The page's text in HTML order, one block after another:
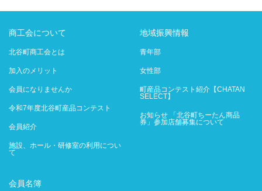
商工会について
北谷町商工会とは
加入のメリット
会員になりませんか
令和7年度北谷町産品コンテスト
会員紹介
施設、ホール・研修室の利用につい
て
地域振興情報
青年部
女性部
町産品コンテスト紹介【CHATAN
SELECT】
お知らせ 「北谷町ちーたん商品
券」参加店舗募集について
会員名簿